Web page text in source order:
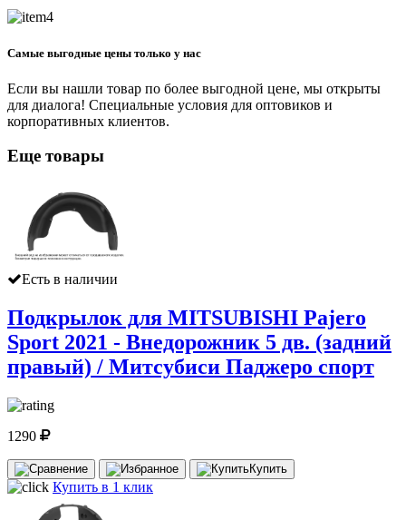
Самые выгодные цены только у нас
Если вы нашли товар по более выгодной цене, мы открыты
для диалога! Специальные условия для оптовиков и
корпоративных клиентов.
Еще товары
Есть в наличии
Подкрылок для MITSUBISHI Pajero
Sport 2021 - Внедорожник 5 дв. (задний
правый) / Митсубиси Паджеро спорт
1290
Купить
Купить в 1 клик